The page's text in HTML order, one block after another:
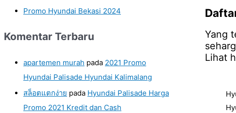
Promo Hyundai Bekasi 2024
Komentar Terbaru
apartemen murah pada 2021 Promo
Hyundai Palisade Hyundai Kalimalang
สล็อตแตกง่าย pada Hyundai Palisade Harga
Promo 2021 Kredit dan Cash
Yang
Lihat